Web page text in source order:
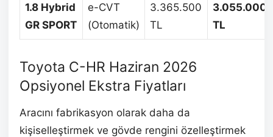
1.8 Hybrid
GR SPORT
e-CVT
(Otomatik)
3.365.500
TL
3.055.000
TL
Toyota C-HR Haziran 2026
Opsiyonel Ekstra Fiyatları
Aracını fabrikasyon olarak daha da
kişiselleştirmek ve gövde rengini özelleştirmek